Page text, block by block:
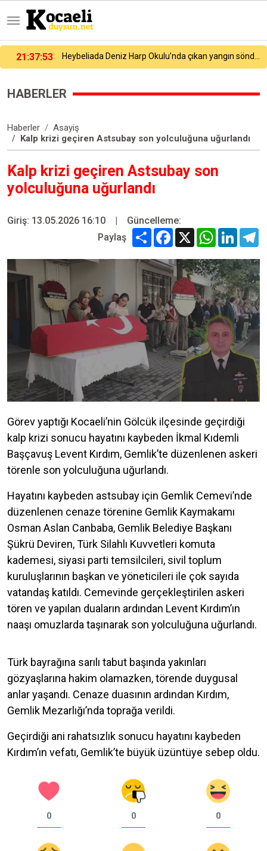
21:27:54 Galatasaray yeni sezon hazırlıklarına devam ediyor
HABERLER
Haberler
Asayiş
Kalp krizi geçiren Astsubay son yolculuğuna uğurlandı
Kalp krizi geçiren Astsubay son
yolculuğuna uğurlandı
Giriş: 13.05.2026 16:10 |
Güncelleme:
Paylaş
Share Facebook
X WhatsApp
Görev yaptığı Kocaeli’nin Gölcük ilçesinde geçirdiği
kalp krizi sonucu hayatını kaybeden İkmal Kıdemli
Başçavuş Levent Kırdım, Gemlik’te düzenlenen askeri
törenle son yolculuğuna uğurlandı.
Hayatını kaybeden astsubay için Gemlik Cemevi’nde
düzenlenen cenaze törenine Gemlik Kaymakamı
Osman Aslan Canbaba, Gemlik Belediye Başkanı
Şükrü Deviren, Türk Silahlı Kuvvetleri komuta
kademesi, siyasi parti temsilcileri, sivil toplum
kuruluşlarının başkan ve yöneticileri ile çok sayıda
vatandaş katıldı. Cemevinde gerçekleştirilen askeri
tören ve yapılan duaların ardından Levent Kırdım’ın
naaşı omuzlarda taşınarak son yolculuğuna uğurlandı.
Türk bayrağına sarılı tabut başında yakınları
gözyaşlarına hakim olamazken, törende duygusal
anlar yaşandı. Cenaze duasının ardından Kırdım,
Gemlik Mezarlığı’nda toprağa verildi.
Geçirdiği ani rahatsızlık sonucu hayatını kaybeden
Kırdım’ın vefatı, Gemlik’te büyük üzüntüye sebep oldu.
0 0 0